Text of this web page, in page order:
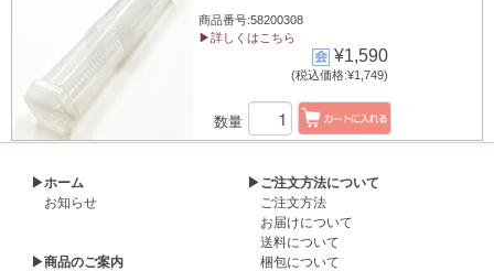
商品番号:58200308
▶詳しくはこちら
¥1,590
(税込価格:¥1,749)
数量
▶ホーム
お知らせ
▶商品のご案内
▶ご注文方法について
ご注文方法
お届けについて
送料について
梱包について